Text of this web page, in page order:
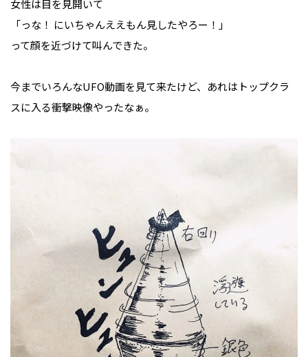
女性は目を見開いて
「っな！ にいちゃんええもん見したやろー！」
って顔を近づけて叫んできた。
今までいろんなUFO動画を見て来たけど、あれはトップクラ
スに入る衝撃映像やったなぁ。